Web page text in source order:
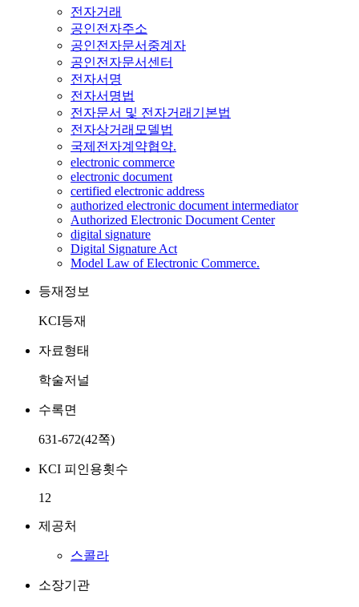
전자거래
공인전자주소
공인전자문서중계자
공인전자문서센터
전자서명
전자서명법
전자문서 및 전자거래기본법
전자상거래모델법
국제전자계약협약.
electronic commerce
electronic document
certified electronic address
authorized electronic document intermediator
Authorized Electronic Document Center
digital signature
Digital Signature Act
Model Law of Electronic Commerce.
등재정보
KCI등재
자료형태
학술저널
수록면
631-672(42쪽)
KCI 피인용횟수
12
제공처
스콜라
소장기관